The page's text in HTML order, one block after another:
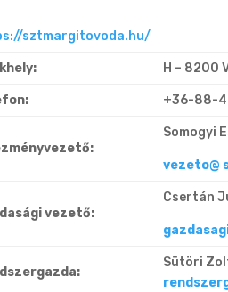
sztmargitovoda.hu/
H – 8200
+36-88-
Somogyi
vezeto@
vezető:
Csertán
Sütöri